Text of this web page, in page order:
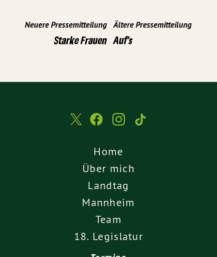
Neuere Pressemitteilung
Starke Frauen
Ältere Pressemitteilung
Auf's
Home
Über mich
Landtag
Mannheim
Team
18. Legislatur